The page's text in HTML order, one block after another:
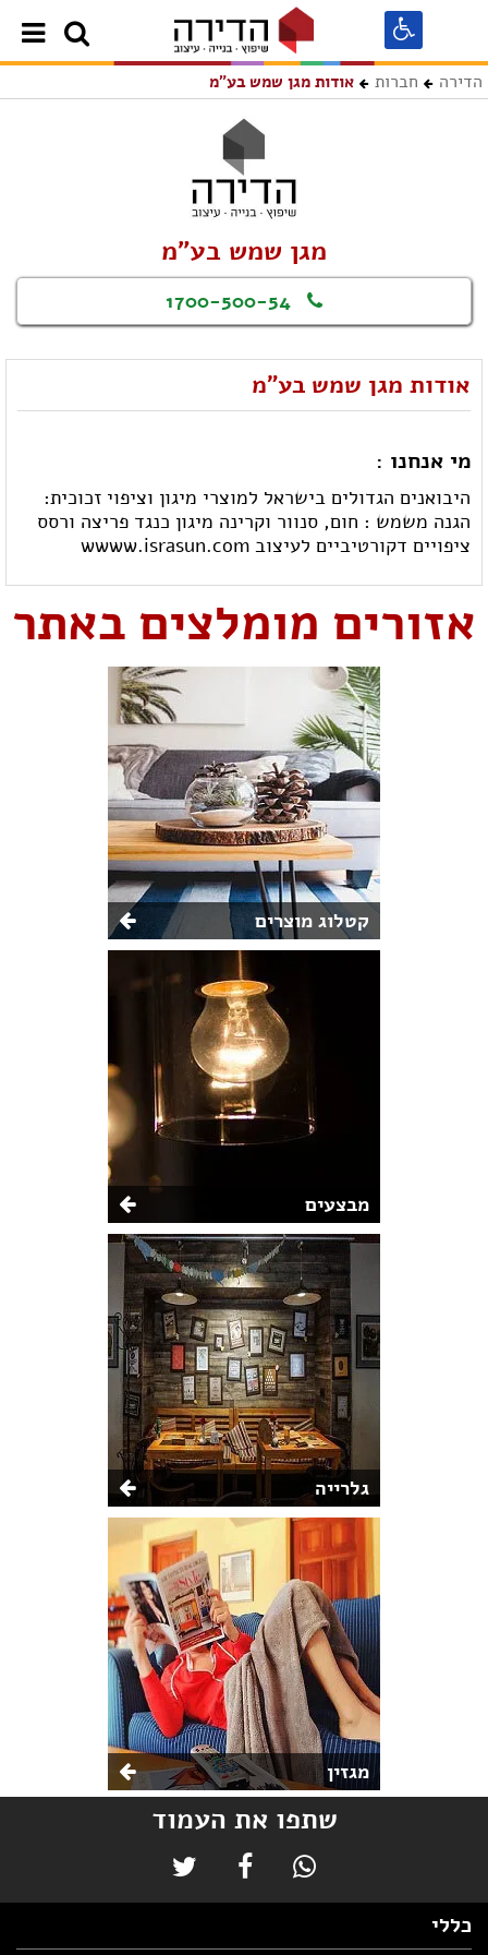
הדירה חברות אודות מגן שמש בע"מ
מגן שמש בע"מ
1700-500-54
אודות מגן שמש בע"מ
מי אנחנו :
היבואנים הגדולים בישראל למוצרי מיגון וציפוי זכוכית:
הגנה משמש : חום, סנוור וקרינה מיגון כנגד פריצה ורסס
ציפויים דקורטיביים לעיצוב wwww.israsun.com
אזורים מומלצים באתר
קטלוג מוצרים
מבצעים
גלרייה
מגזין
שתפו את העמוד
כללי